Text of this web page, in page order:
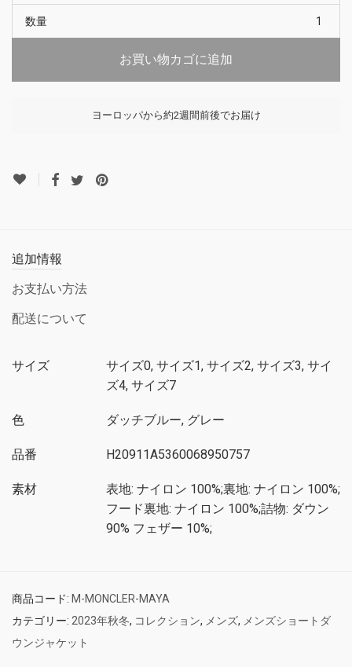
数量
お買い物カゴに追加
ヨーロッパから約2週間前後でお届け
追加情報
お支払い方法
配送について
サイズ
サイズ0, サイズ1, サイズ2, サイズ3, サイ
ズ4, サイズ7
色 ダッチブルー, グレー
品番 H20911A5360068950757
素材
表地: ナイロン 100%;裏地: ナイロン 100%;
フード裏地: ナイロン 100%;詰物: ダウン
90% フェザー 10%;
商品コード: M-MONCLER-MAYA
カテゴリー: 2023年秋冬, コレクション, メンズ, メンズショートダ
ウンジャケット